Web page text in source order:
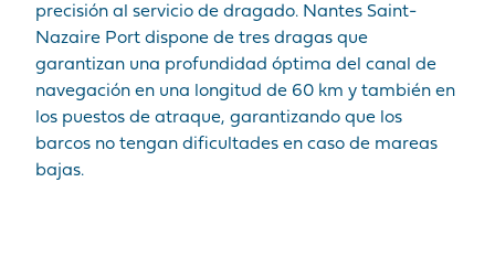
precisión al servicio de dragado. Nantes Saint-
Nazaire Port dispone de tres dragas que
garantizan una profundidad óptima del canal de
navegación en una longitud de 60 km y también en
los puestos de atraque, garantizando que los
barcos no tengan dificultades en caso de mareas
bajas.